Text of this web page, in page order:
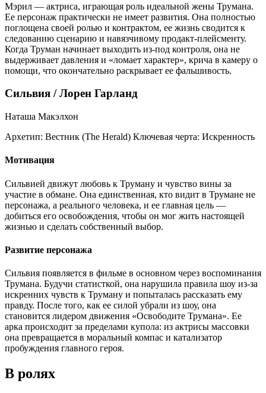
Мэрил — актриса, играющая роль идеальной жены Трумана.
Ее персонаж практически не имеет развития. Она полностью
поглощена своей ролью и контрактом, ее жизнь сводится к
следованию сценарию и навязчивому продакт-плейсменту.
Когда Труман начинает выходить из-под контроля, она не
выдерживает давления и «ломает характер», крича в камеру о
помощи, что окончательно раскрывает ее фальшивость.
Сильвия / Лорен Гарланд
Наташа Макэлхон
Архетип: Вестник (The Herald) Ключевая черта: Искренность
Мотивация
Сильвией движут любовь к Труману и чувство вины за
участие в обмане. Она единственная, кто видит в Трумане не
персонажа, а реального человека, и ее главная цель —
добиться его освобождения, чтобы он мог жить настоящей
жизнью и сделать собственный выбор.
Развитие персонажа
Сильвия появляется в фильме в основном через воспоминания
Трумана. Будучи статисткой, она нарушила правила шоу из-за
искренних чувств к Труману и попыталась рассказать ему
правду. После того, как ее силой убрали из шоу, она
становится лидером движения «Освободите Трумана». Ее
арка происходит за пределами купола: из актрисы массовки
она превращается в моральный компас и катализатор
пробуждения главного героя.
В ролях